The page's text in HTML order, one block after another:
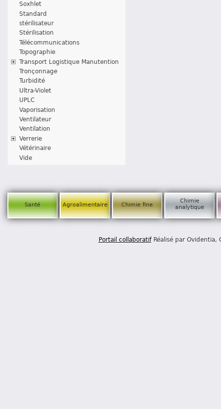
Soxhlet
Standard
stérilisateur
Stérilisation
Télécommunications
Topographie
Transport Logistique Manutention
Tronçonnage
Turbidité
Ultra-Violet
UPLC
Vaporisation
Ventilateur
Ventilation
Verrerie
Vétérinaire
Vide
Santé Agroalimentaire Chimie fine
Chimie
analytique
Portail collaboratifRéalisé par Ovidentia,